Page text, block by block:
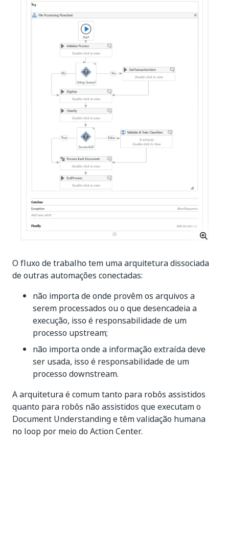
O fluxo de trabalho tem uma arquitetura dissociada
de outras automações conectadas:
não importa de onde provêm os arquivos a
serem processados ou o que desencadeia a
execução, isso é responsabilidade de um
processo upstream;
não importa onde a informação extraída deve
ser usada, isso é responsabilidade de um
processo downstream.
A arquitetura é comum tanto para robôs assistidos
quanto para robôs não assistidos que executam o
Document Understanding e têm validação humana
no loop por meio do Action Center.